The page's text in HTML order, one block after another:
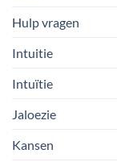
Hulp vragen
Intuitie
Intuïtie
Jaloezie
Kansen